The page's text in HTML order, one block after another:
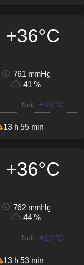
+36°C
761 mmHg
41 %
Nuit +28°C
13 h 55 min
+36°C
762 mmHg
44 %
Nuit +27°C
13 h 53 min